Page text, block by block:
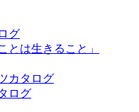
グ
とは生きること」
カタログ
ログ